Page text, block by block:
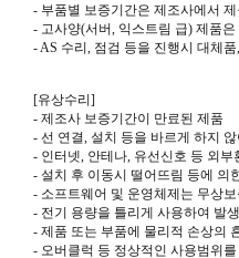
- 부품별 보증기간은 제조사에서
- 고사양(서버, 익스트림 급) 제품은
- AS 수리 , 점검 등을 진행시 대체품,
[유상수리 ]
- 제조사 보증기간이 만료된 제품
- 선 연결, 설치 등을 바르게 하지
- 인터넷, 안테나, 유선신호 등 외부
- 설치 후 이동시 떨어뜨림 등에 의
- 소프트웨어 및 운영체제는 무상
- 전기 용량을 틀리게 사용하여 발
- 제품 또는 부품에 물리적 손상의
- 오버클럭 등 정상적인 사용범위